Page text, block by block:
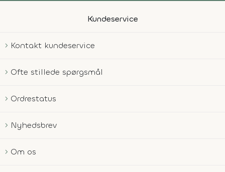
Kundeservice
Kontakt kundeservice
Ofte stillede spørgsmål
Ordrestatus
Nyhedsbrev
Om os